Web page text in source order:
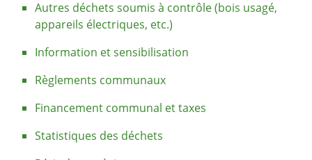
Autres déchets soumis à contrôle (bois usagé,
appareils électriques, etc.)
Information et sensibilisation
Règlements communaux
Financement communal et taxes
Statistiques des déchets